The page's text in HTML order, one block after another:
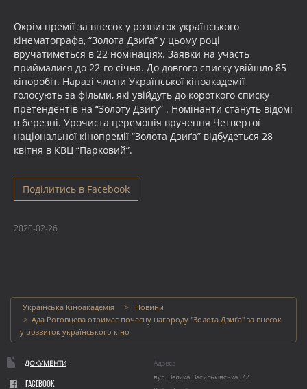
Окрім премії за внесок у розвиток українського
кінематографа, “Золота Дзиґа” у цьому році
вручатиметься в 22 номінаціях. Заявки на участь
приймалися до 22-го січня. До довгого списку увійшло 85
кіноробіт. Наразі члени Української кіноакадемії
голосують за фільми, які увійдуть до короткого списку
претендентів на “Золоту Дзиґу” . Номінанти стануть відомі
в березні. Урочиста церемонія вручення Четвертої
національної кінопремії “Золота Дзиґа” відбудеться 28
квітня в КВЦ “Парковий”.
Поділитись в Facebook
2020-02-26
Українська Кіноакадемія
Новини
Ада Роговцева отримає почесну нагороду "Золота Дзиґа" за внесок
у розвиток українського кіно
ДОКУМЕНТИ
FACEBOOK
Адреса
вул. Велика Васильківська, 72